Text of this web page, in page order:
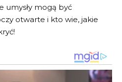
umysły mogą być
otwarte i kto wie, jakie